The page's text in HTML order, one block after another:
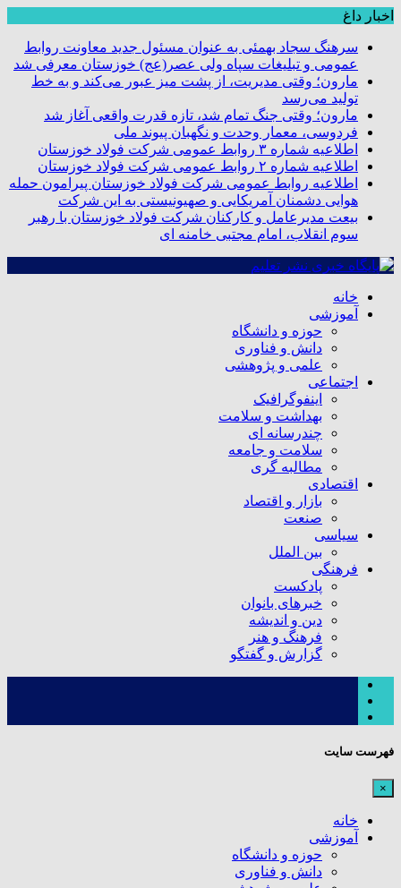
اخبار داغ
سرهنگ سجاد بهمئی به عنوان مسئول جدید معاونت روابط
عمومی و تبلیغات سپاه ولی عصر(عج) خوزستان معرفی شد
مارون؛ وقتی مدیریت، از پشت میز عبور می‌کند و به خط
تولید می‌رسد
مارون؛ وقتی جنگ تمام شد، تازه قدرت واقعی آغاز شد
فردوسی، معمار وحدت و نگهبان پیوند ملی
اطلاعیه شماره ۳ روابط عمومی شرکت فولاد خوزستان
اطلاعیه شماره ۲ روابط عمومی شرکت فولاد خوزستان
اطلاعیه روابط عمومی شرکت فولاد خوزستان پیرامون حمله
هوایی دشمنان آمریکایی و صهیونیستی به این شرکت
بیعت مدیرعامل و کارکنان شرکت فولاد خوزستان با رهبر
سوم انقلاب، امام مجتبی خامنه ای
خانه
آموزشی
حوزه و دانشگاه
دانش و فناوری
علمی و پژوهشی
اجتماعی
اینفوگرافیک
بهداشت و سلامت
چندرسانه ای
سلامت و جامعه
مطالبه گری
اقتصادی
بازار و اقتصاد
صنعت
سیاسی
بین الملل
فرهنگی
پادکست
خبرهای بانوان
دین و اندیشه
فرهنگ و هنر
گزارش و گفتگو
فهرست سایت
×
خانه
آموزشی
حوزه و دانشگاه
دانش و فناوری